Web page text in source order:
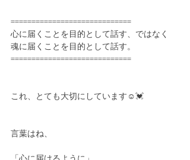
=============================
心に届くことを目的として話す、ではなく
魂に届くことを目的として話す。
=============================
これ、とても大切にしています☺️💓
言葉はね、